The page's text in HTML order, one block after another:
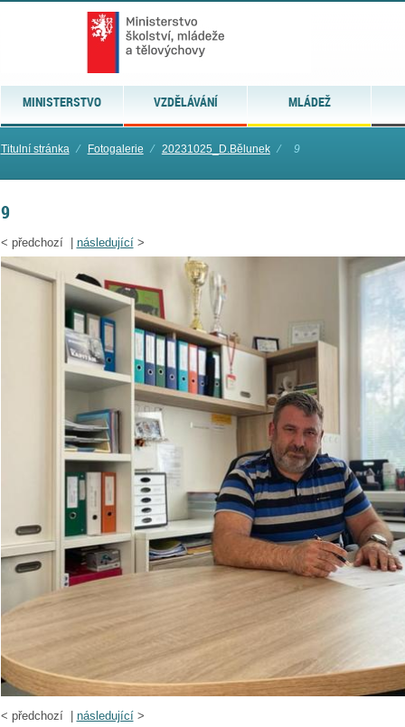
MINISTERSTVO VZDĚLÁVÁNÍ MLÁDEŽ
Titulní stránka ⁄ Fotogalerie ⁄ 20231025_D.Bělunek ⁄ 9
9
< předchozí | následující>
< předchozí | následující>